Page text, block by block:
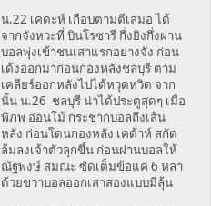
น.22 เคดะห์ เกือบตามตีเสมอ ได้
จากจังหวะที่ บินโรซารี กึ่งยิงกึ่งผ่าน
บอลพุ่งเข้าชนเสาแรกอย่างจัง ก่อน
เด้งออกมาก่อนกองหลังชลบุรี ตาม
เคลียร์ออกหลังไปได้หวุดหวิด จาก
นั้น น.26 ชลบุรี น่าได้ประตูสุดๆ เมื่อ
พิภพ อ่อนโม้ กระชากบอลถึงเส้น
หลัง ก่อนโดนกองหลัง เคด้าห์ สกัด
ล้มลงเจ้าตัวลุกขึ้น ก่อนผ่านบอลให้
ณัฐพงษ์ สมณะ ซัดเต็มข้อแค่ 6 หลา
ด้วยขวาบอลออกเสาสองแบบมีลุ้น